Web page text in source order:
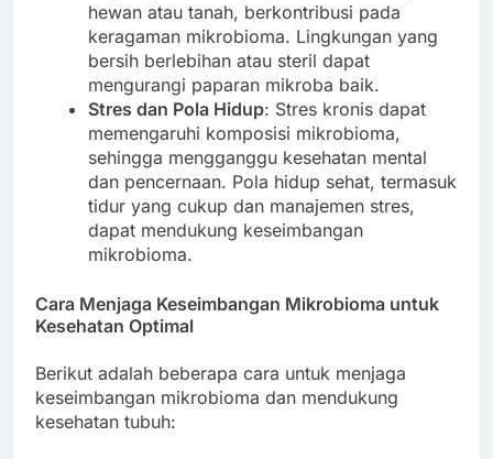
hewan atau tanah, berkontribusi pada
keragaman mikrobioma. Lingkungan yang
bersih berlebihan atau steril dapat
mengurangi paparan mikroba baik.
Stres dan Pola Hidup: Stres kronis dapat
memengaruhi komposisi mikrobioma,
sehingga mengganggu kesehatan mental
dan pencernaan. Pola hidup sehat, termasuk
tidur yang cukup dan manajemen stres,
dapat mendukung keseimbangan
mikrobioma.
Cara Menjaga Keseimbangan Mikrobioma untuk
Kesehatan Optimal
Berikut adalah beberapa cara untuk menjaga
keseimbangan mikrobioma dan mendukung
kesehatan tubuh: